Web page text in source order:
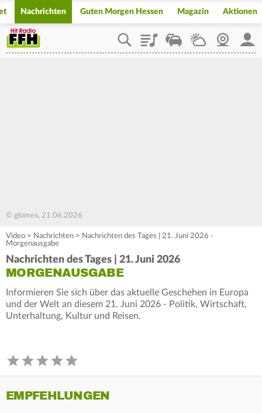
Nachrichten Guten Morgen Hessen Magazin Aktionen
PlaylistStaupilotWetterWebcam
© glomex, 21.06.2026
Video > Nachrichten > Nachrichten des Tages | 21. Juni 2026 -
Morgenausgabe
Nachrichten des Tages | 21. Juni 2026
MORGENAUSGABE
Informieren Sie sich über das aktuelle Geschehen in Europa
und der Welt an diesem 21. Juni 2026 - Politik, Wirtschaft,
Unterhaltung, Kultur und Reisen.
EMPFEHLUNGEN